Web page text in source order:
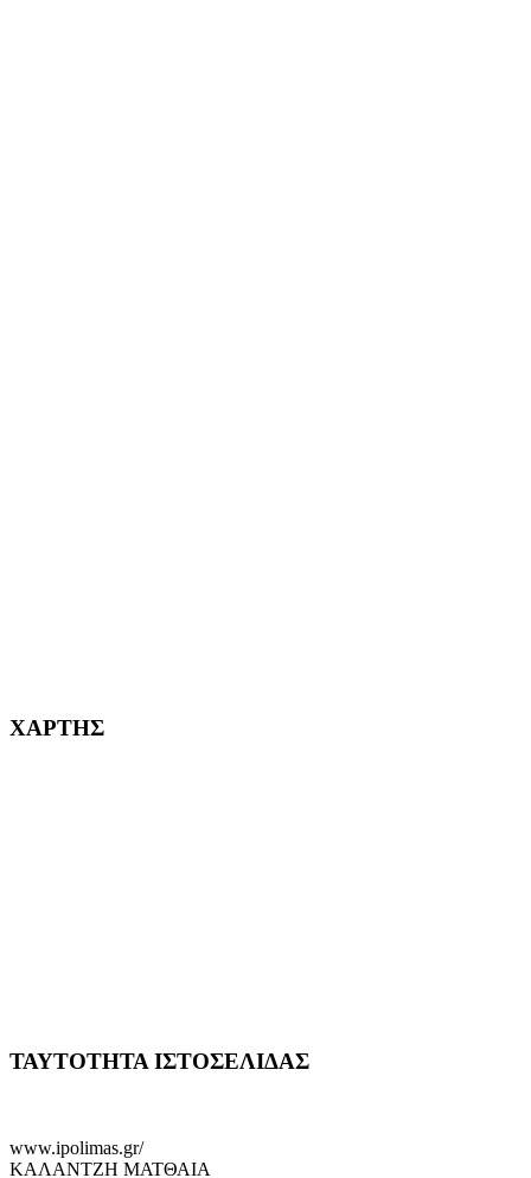
ΧΑΡΤΗΣ
ΤΑΥΤΟΤΗΤΑ ΙΣΤΟΣΕΛΙΔΑΣ
www.ipolimas.gr/
ΚΑΛΑΝΤΖΗ ΜΑΤΘΑΙΑ